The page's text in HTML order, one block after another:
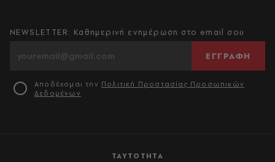
ΤΑΥΤΟΤΗΤΑ
NEWSLETTER: Καθημερινή ενημέρωση στο email σου
ΕΓΓΡΑΦΗ
Αποδέχομαι την Πολιτική Προστασίας Προσωπικών
Δεδομένων